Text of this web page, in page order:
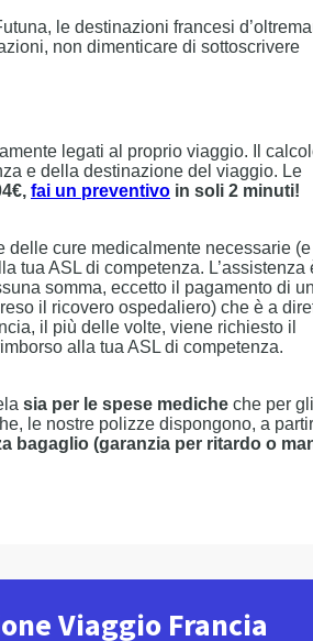
le destinazioni francesi
non dimenticare di sottoscrivere
legati al proprio viaggio. Il
e della destinazione del viaggio. Le
fai un preventivo in soli 2 minuti!
delle cure medicalmente necessarie (e
tua ASL di competenza. L’assistenza
somma, eccetto il pagamento di un
il ricovero ospedaliero) che è a
il più delle volte, viene richiesto il
alla tua ASL di competenza.
sia per le spese mediche che per gli
le nostre polizze dispongono, a
bagaglio (garanzia per ritardo o
Viaggio Francia